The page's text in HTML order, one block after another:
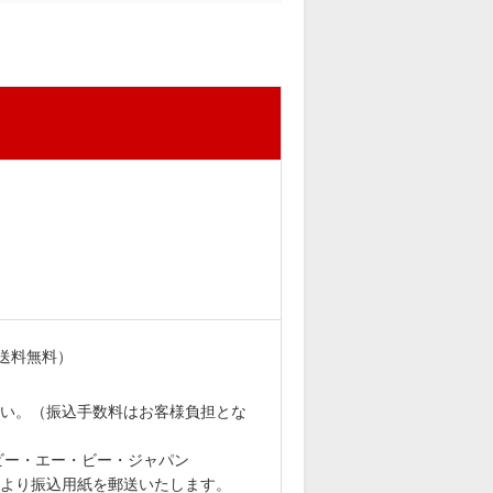
無料）
。（振込手数料はお客様負担とな
・エー・ビー・ジャパン
振込用紙を郵送いたします。